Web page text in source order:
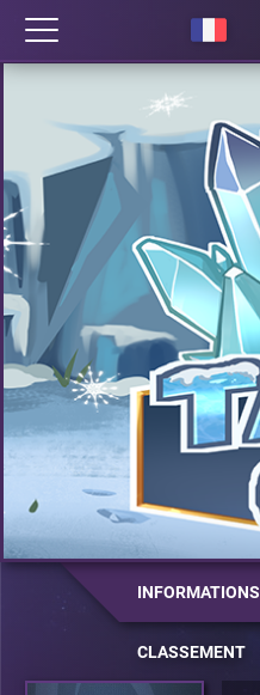
INFORMATIONS
CLASSEMENT